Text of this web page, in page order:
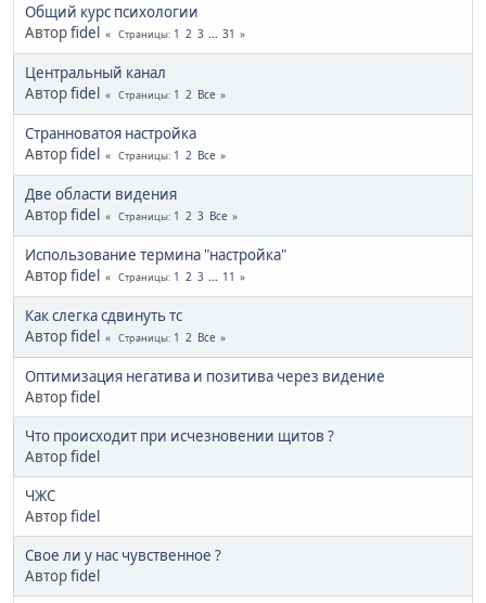
Общий курс психологии
Авторfidel Страницы 1 2 3 ... 31
Центральный канал
Авторfidel Страницы 1 2 Все
Странноватоя настройка
Авторfidel Страницы 1 2 Все
Две области видения
Авторfidel Страницы 1 2 3 Все
Использование термина "настройка"
Авторfidel Страницы 1 2 3 ... 11
Как слегка сдвинуть тс
Авторfidel Страницы 1 2 Все
Оптимизация негатива и позитива через видение
Авторfidel
Что происходит при исчезновении щитов ?
Авторfidel
ЧЖС
Авторfidel
Свое ли у нас чувственное ?
Авторfidel